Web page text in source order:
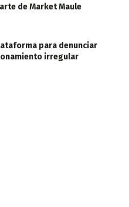
de Market Maule
para denunciar
irregular